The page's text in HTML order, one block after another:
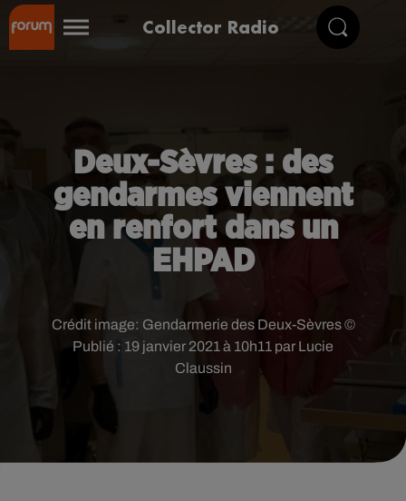
Collector Radio
Deux-Sèvres : des
gendarmes viennent
en renfort dans un
EHPAD
Publié : 19 janvier 2021 à 10h11 par Lucie
Claussin
Crédit image: Gendarmerie des Deux-Sèvres ©